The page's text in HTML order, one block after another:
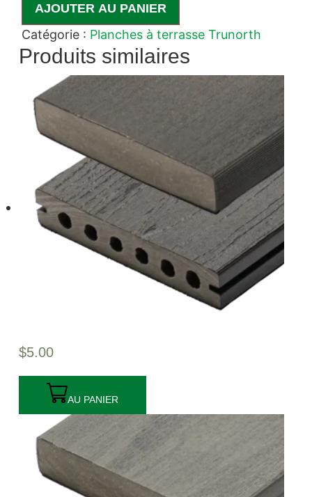
AJOUTER AU PANIER
Catégorie : Planches à terrasse Trunorth
Produits similaires
$5.00
AU PANIER